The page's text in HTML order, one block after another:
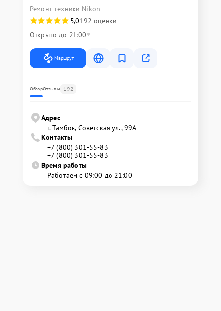
Ремонт техники Nikon
5,0192 оценки
Открыто до 21:00
Маршрут
ОбзорОтзывы 192
Адрес
г. Тамбов, Советская ул., 99А
Контакты
+7 (800) 301-55-83
+7 (800) 301-55-83
Время работы
Работаем с 09:00 до 21:00